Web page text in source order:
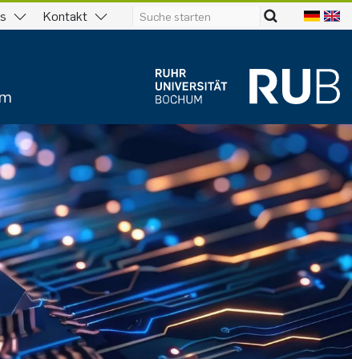
Kontakt